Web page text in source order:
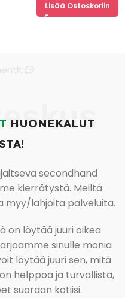
Lisää Ostoskoriin
HUONEKALUT
secondhand
kierrätystä. Meiltä
myy/lahjoita palveluita.
on löytää juuri oikea
sinulle monia
löytää juuri sen, mitä
helppoa ja turvallista,
suoraan kotiisi.